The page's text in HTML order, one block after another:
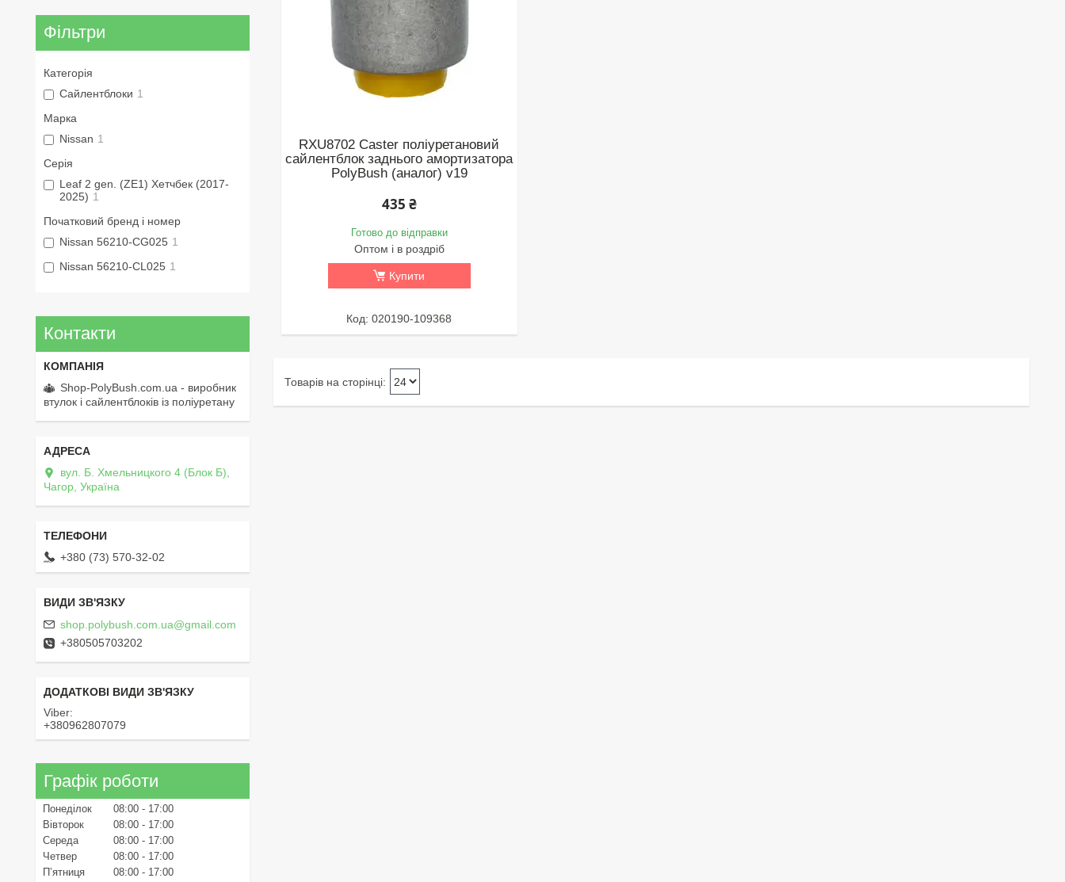
RXU8702 Caster поліуретановий
сайлентблок заднього амортизатора
PolyBush (аналог) v19
435 ₴
Готово до відправки
Оптом і в роздріб
Купити
020190-109368
Фільтри
Категорія
Сайлентблоки 1
Марка
Nissan 1
Серія
Leaf 2 gen. (ZE1) Хетчбек (2017-
2025) 1
Початковий бренд і номер
Nissan 56210-CG025 1
Nissan 56210-CL025 1
Контакти
Shop-PolyBush.com.ua - виробник
втулок і сайлентблоків із поліуретану
вул. Б. Хмельницкого 4 (Блок Б),
Чагор, Україна
+380 (73) 570-32-02
shop.polybush.com.ua@gmail.com
+380505703202
Viber
+380962807079
Графік роботи
Понеділок 08:00
17:00
Вівторок
08:00
17:00
Середа
08:00
17:00
Четвер
08:00
17:00
Пʼятниця
08:00
17:00